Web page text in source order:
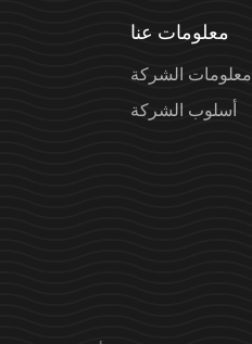
معلومات عنا
معلومات الشركة
أسلوب الشركة